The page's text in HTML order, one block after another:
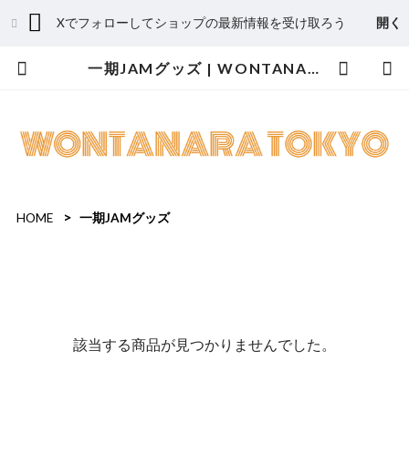
Xでフォローしてショップの最新情報を受け取ろう 開く
一期JAMグッズ | WONTANARA TOKYO
HOME 一期JAMグッズ
該当する商品が見つかりませんでした。